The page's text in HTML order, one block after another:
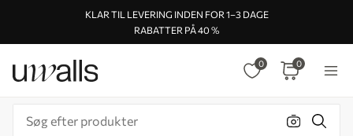
KLAR TIL LEVERING INDEN FOR 1–3 DAGE
RABATTER PÅ 40 %
0 0